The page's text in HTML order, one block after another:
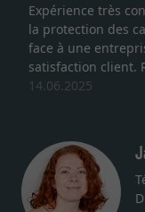
Expérience très
la protection des
face à une
satisfaction client.
14.06.2025